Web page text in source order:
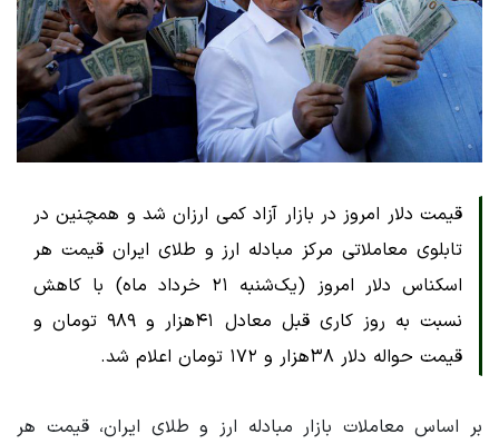
قیمت دلار امروز در بازار آزاد کمی ارزان شد و همچنین در
تابلوی معاملاتی مرکز مبادله ارز و طلای ایران قیمت هر
اسکناس دلار امروز (یک‌شنبه ۲۱ خرداد ماه) با کاهش
نسبت به روز کاری قبل معادل ۴۱هزار و ۹۸۹ تومان و
قیمت حواله دلار ۳۸هزار و ۱۷۲ تومان اعلام شد.
بر اساس معاملات بازار مبادله ارز و طلای ایران، قیمت هر